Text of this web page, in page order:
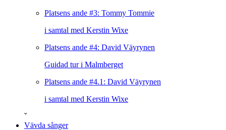
Platsens ande #3: Tommy Tommie
i samtal med Kerstin Wixe
Platsens ande #4: David Väyrynen
Guidad tur i Malmberget
Platsens ande #4.1: David Väyrynen
i samtal med Kerstin Wixe
ˇ
Vävda sånger